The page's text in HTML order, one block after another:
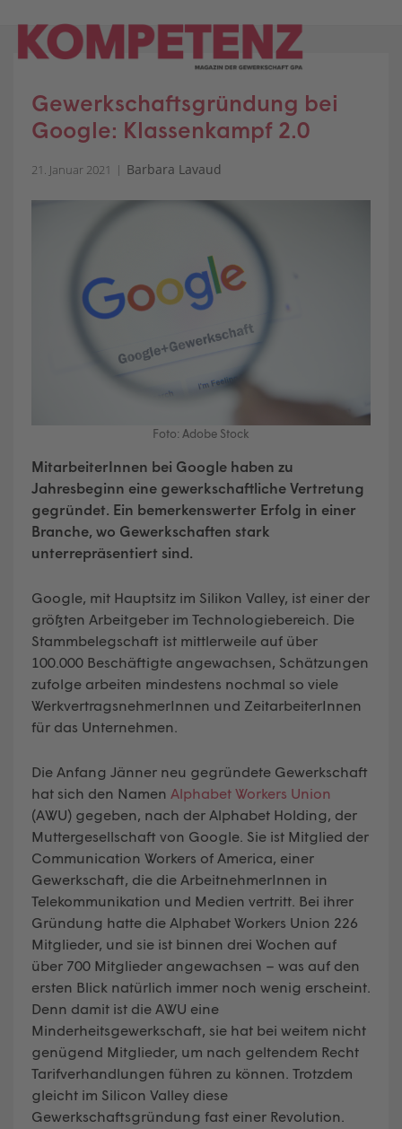
content
Gewerkschaftsgründung bei
Google: Klassenkampf 2.0
21. Januar 2021 Barbara Lavaud
Foto: Adobe Stock
MitarbeiterInnen bei Google haben zu
Jahresbeginn eine gewerkschaftliche Vertretung
gegründet. Ein bemerkenswerter Erfolg in einer
Branche, wo Gewerkschaften stark
unterrepräsentiert sind.
Google, mit Hauptsitz im Silikon Valley, ist einer der
größten Arbeitgeber im Technologiebereich. Die
Stammbelegschaft ist mittlerweile auf über
100.000 Beschäftigte angewachsen, Schätzungen
zufolge arbeiten mindestens nochmal so viele
WerkvertragsnehmerInnen und ZeitarbeiterInnen
für das Unternehmen.
Die Anfang Jänner neu gegründete Gewerkschaft
hat sich den Namen Alphabet Workers Union
(AWU) gegeben, nach der Alphabet Holding, der
Muttergesellschaft von Google. Sie ist Mitglied der
Communication Workers of America, einer
Gewerkschaft, die die ArbeitnehmerInnen in
Telekommunikation und Medien vertritt. Bei ihrer
Gründung hatte die Alphabet Workers Union 226
Mitglieder, und sie ist binnen drei Wochen auf
über 700 Mitglieder angewachsen – was auf den
ersten Blick natürlich immer noch wenig erscheint.
Denn damit ist die AWU eine
Minderheitsgewerkschaft, sie hat bei weitem nicht
genügend Mitglieder, um nach geltendem Recht
Tarifverhandlungen führen zu können. Trotzdem
gleicht im Silicon Valley diese
Gewerkschaftsgründung fast einer Revolution.